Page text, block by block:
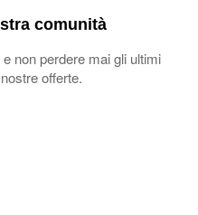
comunità
non perdere mai gli ultimi
offerte.